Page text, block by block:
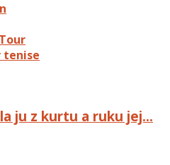
tenise
ju z kurtu a ruku jej…